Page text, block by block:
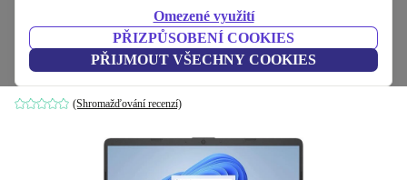
Omezené využití
PŘIZPŮSOBENÍ COOKIES
PŘIJMOUT VŠECHNY COOKIES
HP 15S-EQ3775NG | Ryzen 7 5825U |
15.6"
16 GB | 1 TB SSD | FP | Win 11 Home | BE
(Shromažďování recenzí)